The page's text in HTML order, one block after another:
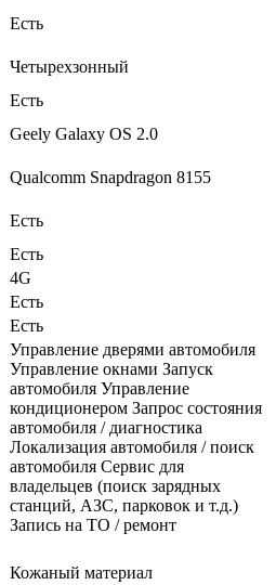
Есть
Четырехзонный
Есть
Geely Galaxy OS 2.0
Qualcomm Snapdragon 8155
Есть
Есть
4G
Есть
Есть
Управление дверями автомобиля
Управление окнами Запуск
автомобиля Управление
кондиционером Запрос состояния
автомобиля / диагностика
Локализация автомобиля / поиск
автомобиля Сервис для
владельцев (поиск зарядных
станций, АЗС, парковок и т.д.)
Запись на ТО / ремонт
Кожаный материал